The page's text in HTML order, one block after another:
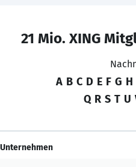
21 Mio. XING
A B C D E F G H
Q R S T U
Unternehmen